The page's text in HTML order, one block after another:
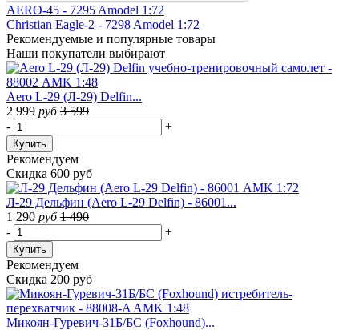
AERO-45 - 7295 Amodel 1:72
Christian Eagle-2 - 7298 Amodel 1:72
Рекомендуемые и популярные товары
Наши покупатели выбирают
Aero L-29 (Л-29) Delfin...
2 999 руб 3 599
-
+
Купить
Рекомендуем
Скидка 600 руб
Л-29 Дельфин (Aero L-29 Delfin) - 86001...
1 290 руб 1 490
-
+
Купить
Рекомендуем
Скидка 200 руб
Микоян-Гуревич-31Б/БС (Foxhound)...